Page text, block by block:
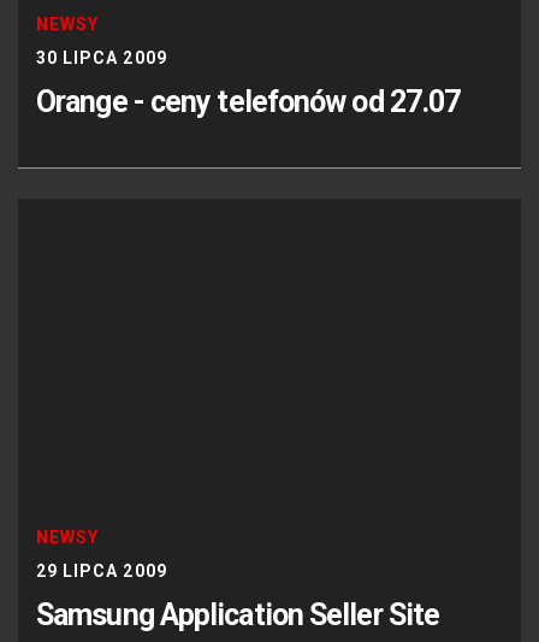
NEWSY
30 LIPCA 2009
Orange - ceny telefonów od 27.07
NEWSY
29 LIPCA 2009
Samsung Application Seller Site